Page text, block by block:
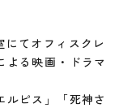
てオフィスクレ
よる映画・ドラマ
ルピス」「死神さ